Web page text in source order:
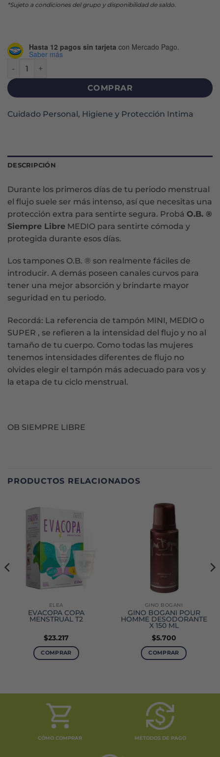
*Sujeto a condiciones del grupo y disponibilidad de saldo.
Hasta 12 pagos sin tarjeta con Mercado Pago.
Saber más
COMPRAR
Cuidado Personal, Higiene y Protección Intima
DESCRIPCIÓN
Durante los primeros días de tu periodo menstrual
el flujo suele ser más intenso, así que necesitas una
protección extra para sentirte segura. Probá O.B. ®
Siempre Libre MEDIO para sentirte cómoda y
protegida durante esos días.
Los tampones O.B. ® son realmente fáciles de
introducir. A demás poseen canales curvos para
tener una mejor absorción y brindarte mayor
seguridad en tu periodo.
Recordá: La referencia de tampón MINI, MEDIO o
SUPER , se refieren a la intensidad del flujo y no al
tamaño de tu cuerpo. Como todas las mujeres
tenemos intensidades diferentes de flujo no
olvides elegir el tampón más adecuado para vos y
la etapa de tu ciclo menstrual.
OB SIEMPRE LIBRE
PRODUCTOS RELACIONADOS
ELEA
EVACOPA COPA
MENSTRUAL T2
$23.217
COMPRAR
GINO BOGANI
GINO BOGANI POUR
HOMME DESODORANTE
X 150 ML
$5.700
COMPRAR
CÓMO COMPRAR MÉTODOS DE PAGO